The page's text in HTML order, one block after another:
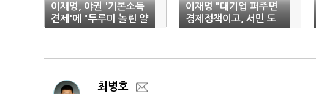
이재명, 야권 '기본소득
견제'에 "두루미 놀린 얄
미운 여우같다"
이재명 "대기업 퍼주면
경제정책이고, 서민 도
우면 현금복지냐"
최병호